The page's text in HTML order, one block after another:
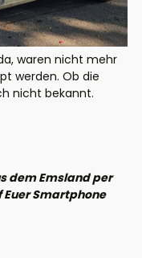
waren nicht mehr
werden. Ob die
nicht bekannt.
dem Emsland per
Smartphone